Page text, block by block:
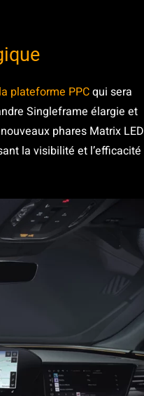
plateforme PPCqui sera
Singleframe élargie et
phares Matrix LED
la visibilité et l’efficacité